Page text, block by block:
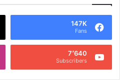
147K
Fans
7٬640
Subscribers